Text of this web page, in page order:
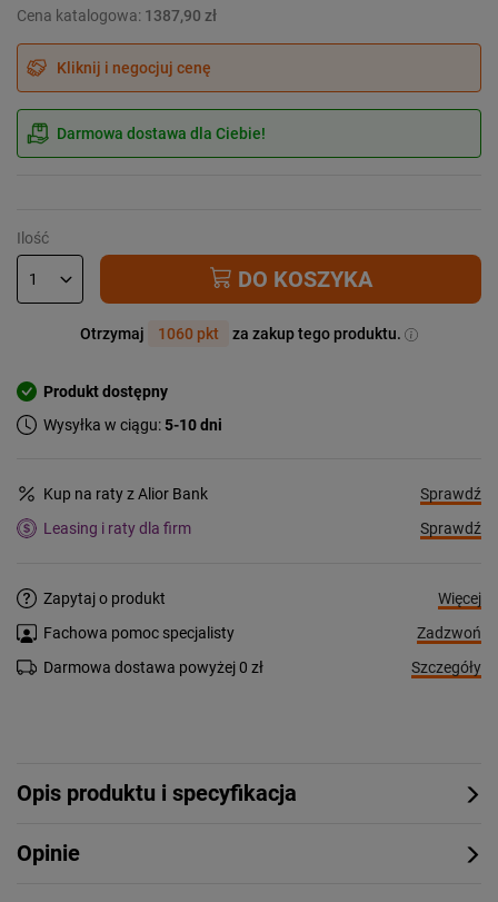
Cena katalogowa: 1387,90 zł
Kliknij i negocjuj cenę
Darmowa dostawa dla Ciebie!
Ilość
DO KOSZYKA
Otrzymaj 1060 pkt za zakup tego produktu.
Produkt dostępny
Wysyłka w ciągu:5-10 dni
Kup na raty z Alior Bank
Sprawdź
Leasing i raty dla firm
Sprawdź
Zapytaj o produkt
Więcej
Fachowa pomoc specjalisty
Zadzwoń
Darmowa dostawa powyżej 0 zł
Szczegóły
Opis produktu i specyfikacja
Opinie